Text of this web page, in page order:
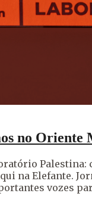
no Oriente
na Elefante.
vozes